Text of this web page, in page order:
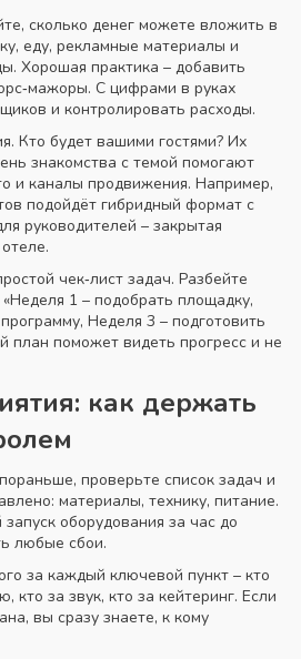
сколько денег можете вложить в
еду, рекламные материалы и
Хорошая практика – добавить
С цифрами в руках
и контролировать расходы.
Кто будет вашими гостями? Их
знакомства с темой помогают
и каналы продвижения. Например,
подойдёт гибридный формат с
руководителей – закрытая
чек‑лист задач. Разбейте
1 – подобрать площадку,
Неделя 3 – подготовить
план поможет видеть прогресс и не
как держать
проверьте список задач и
материалы, технику, питание.
оборудования за час до
любые сбои.
за каждый ключевой пункт – кто
кто за звук, кто за кейтеринг. Если
вы сразу знаете, к кому